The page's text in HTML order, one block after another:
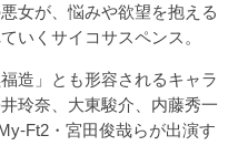
女が、悩みや欲望を抱える
いくサイコサスペンス。
造」とも形容されるキャラ
玲奈、大東駿介、内藤秀一
Ft2・宮田俊哉らが出演す